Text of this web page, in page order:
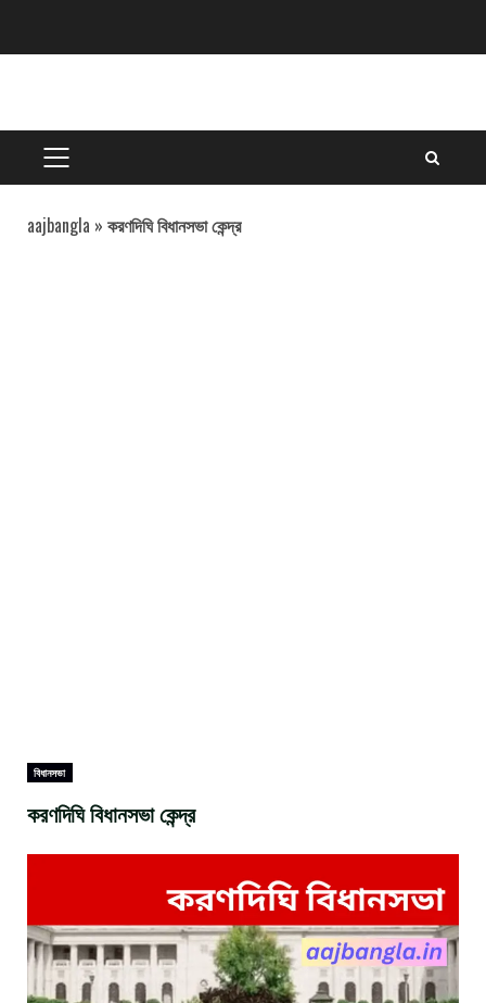
PRIMARY
MENU
aajbangla » করণদিঘি বিধানসভা কেন্দ্র
বিধানসভা
করণদিঘি বিধানসভা কেন্দ্র